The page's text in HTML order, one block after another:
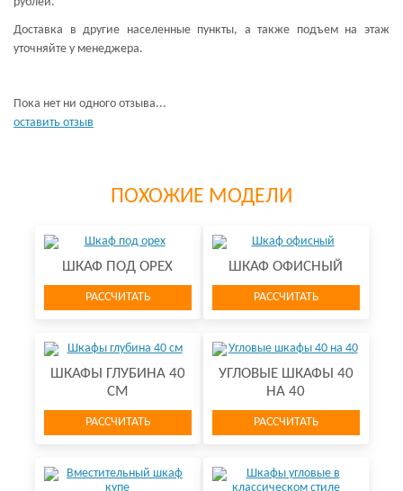
Доставка в другие населенные пункты, а также подъем на этаж
уточняйте у менеджера.
Пока нет ни одного отзыва...
оставить отзыв
ПОХОЖИЕ МОДЕЛИ
ШКАФ ПОД ОРЕХ
РАССЧИТАТЬ
ШКАФ ОФИСНЫЙ
РАССЧИТАТЬ
ШКАФЫ ГЛУБИНА 40
СМ
РАССЧИТАТЬ
УГЛОВЫЕ ШКАФЫ 40
НА 40
РАССЧИТАТЬ